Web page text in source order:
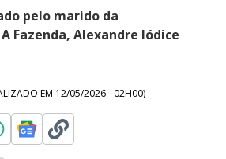
pelo marido da
Fazenda, Alexandre Iódice
EM 12/05/2026 - 02H00)